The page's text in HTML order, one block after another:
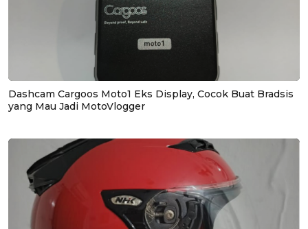
Dashcam Cargoos Moto1 Eks Display, Cocok Buat Bradsis
yang Mau Jadi MotoVlogger